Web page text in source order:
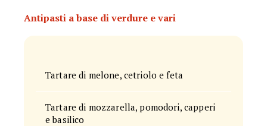
Antipasti a base di verdure e vari
Tartare di melone, cetriolo e feta
Tartare di mozzarella, pomodori, capperi
e basilico